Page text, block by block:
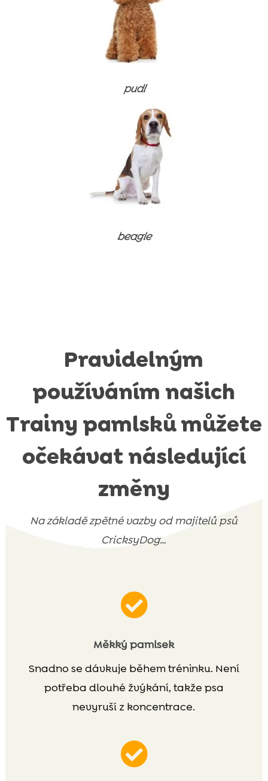
Doplňky stravy a vitamíny
Doplňky stravy a vitamíny
pudl
beagle
Pravidelným
používáním našich
Trainy pamlsků můžete
očekávat následující
změny
Na základě zpětné vazby od majitelů psů
CricksyDog…

Měkký pamlsek
Snadno se dávkuje během tréninku. Není
potřeba dlouhé žvýkání, takže psa
nevyruší z koncentrace.
